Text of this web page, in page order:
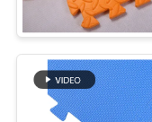
ใบ
เสนอ